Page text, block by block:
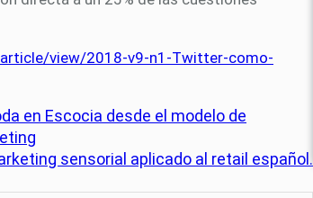
view/2018-v9-n1-Twitter-como-
en Escocia desde el modelo de
sensorial aplicado al retail español.